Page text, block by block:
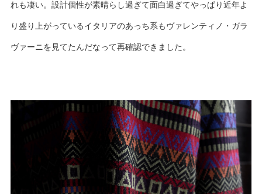
れも凄い。設計個性が素晴らし過ぎて面白過ぎてやっぱり近年よ
り盛り上がっているイタリアのあっち系もヴァレンティノ・ガラ
ヴァーニを見てたんだなって再確認できました。